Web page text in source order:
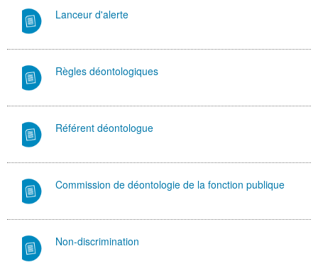
Lanceur d'alerte
Règles déontologiques
Référent déontologue
Commission de déontologie de la fonction publique
Non-discrimination